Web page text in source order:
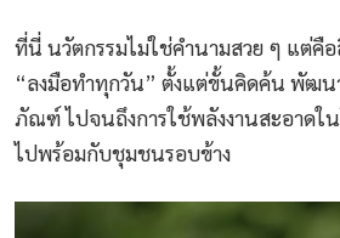
ที่นี่ นวัตกรรมไม่ใช่คำนามสวย ๆ แต่คื
“ลงมือทำทุกวัน” ตั้งแต่ขั้นคิดค้น พัฒน
ภัณฑ์ ไปจนถึงการใช้พลังงานสะอาดใน
ไปพร้อมกับชุมชนรอบข้าง